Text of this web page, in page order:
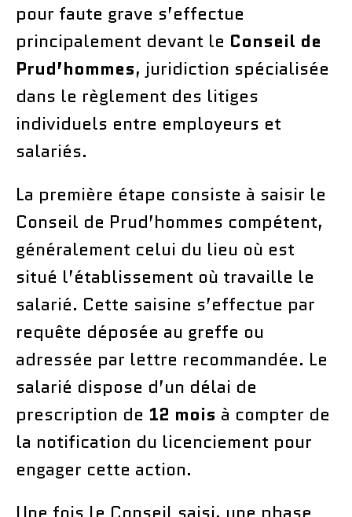
pour faute grave s’effectue
principalement devant le Conseil de
Prud’hommes, juridiction spécialisée
dans le règlement des litiges
individuels entre employeurs et
salariés.
La première étape consiste à saisir le
Conseil de Prud’hommes compétent,
généralement celui du lieu où est
situé l’établissement où travaille le
salarié. Cette saisine s’effectue par
requête déposée au greffe ou
adressée par lettre recommandée. Le
salarié dispose d’un délai de
prescription de 12 mois à compter de
la notification du licenciement pour
engager cette action.